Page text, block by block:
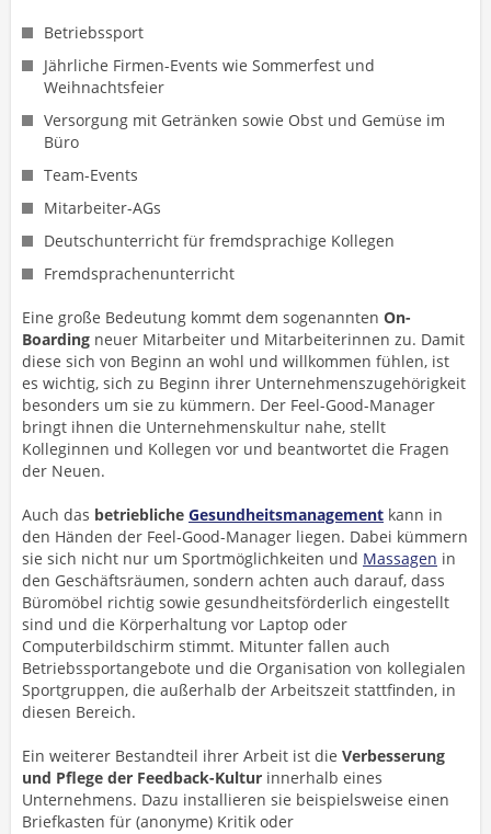
Betriebssport
Jährliche Firmen-Events wie Sommerfest und
Weihnachtsfeier
Versorgung mit Getränken sowie Obst und Gemüse im
Büro
Team-Events
Mitarbeiter-AGs
Deutschunterricht für fremdsprachige Kollegen
Fremdsprachenunterricht
Eine große Bedeutung kommt dem sogenannten On-
Boarding neuer Mitarbeiter und Mitarbeiterinnen zu. Damit
diese sich von Beginn an wohl und willkommen fühlen, ist
es wichtig, sich zu Beginn ihrer Unternehmenszugehörigkeit
besonders um sie zu kümmern. Der Feel-Good-Manager
bringt ihnen die Unternehmenskultur nahe, stellt
Kolleginnen und Kollegen vor und beantwortet die Fragen
der Neuen.
Auch das betriebliche Gesundheitsmanagement kann in
den Händen der Feel-Good-Manager liegen. Dabei kümmern
sie sich nicht nur um Sportmöglichkeiten und Massagen in
den Geschäftsräumen, sondern achten auch darauf, dass
Büromöbel richtig sowie gesundheitsförderlich eingestellt
sind und die Körperhaltung vor Laptop oder
Computerbildschirm stimmt. Mitunter fallen auch
Betriebssportangebote und die Organisation von kollegialen
Sportgruppen, die außerhalb der Arbeitszeit stattfinden, in
diesen Bereich.
Ein weiterer Bestandteil ihrer Arbeit ist die Verbesserung
und Pflege der Feedback-Kultur innerhalb eines
Unternehmens. Dazu installieren sie beispielsweise einen
Briefkasten für (anonyme) Kritik oder